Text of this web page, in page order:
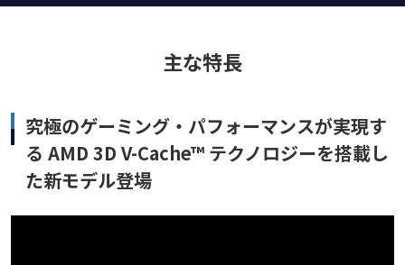
主な特長
究極のゲーミング・パフォーマンスが実現す
る AMD 3D V-Cache™ テクノロジーを搭載し
た新モデル登場